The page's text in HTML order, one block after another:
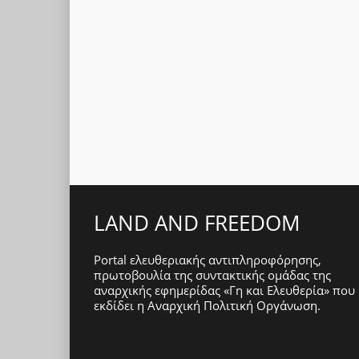
LAND AND FREEDOM
Portal ελευθεριακής αντιπληροφόρησης,
πρωτοβουλία της συντακτικής ομάδας της
αναρχικής εφημερίδας «Γη και Ελευθερία» που
εκδίδει η Αναρχική Πολιτική Οργάνωση.